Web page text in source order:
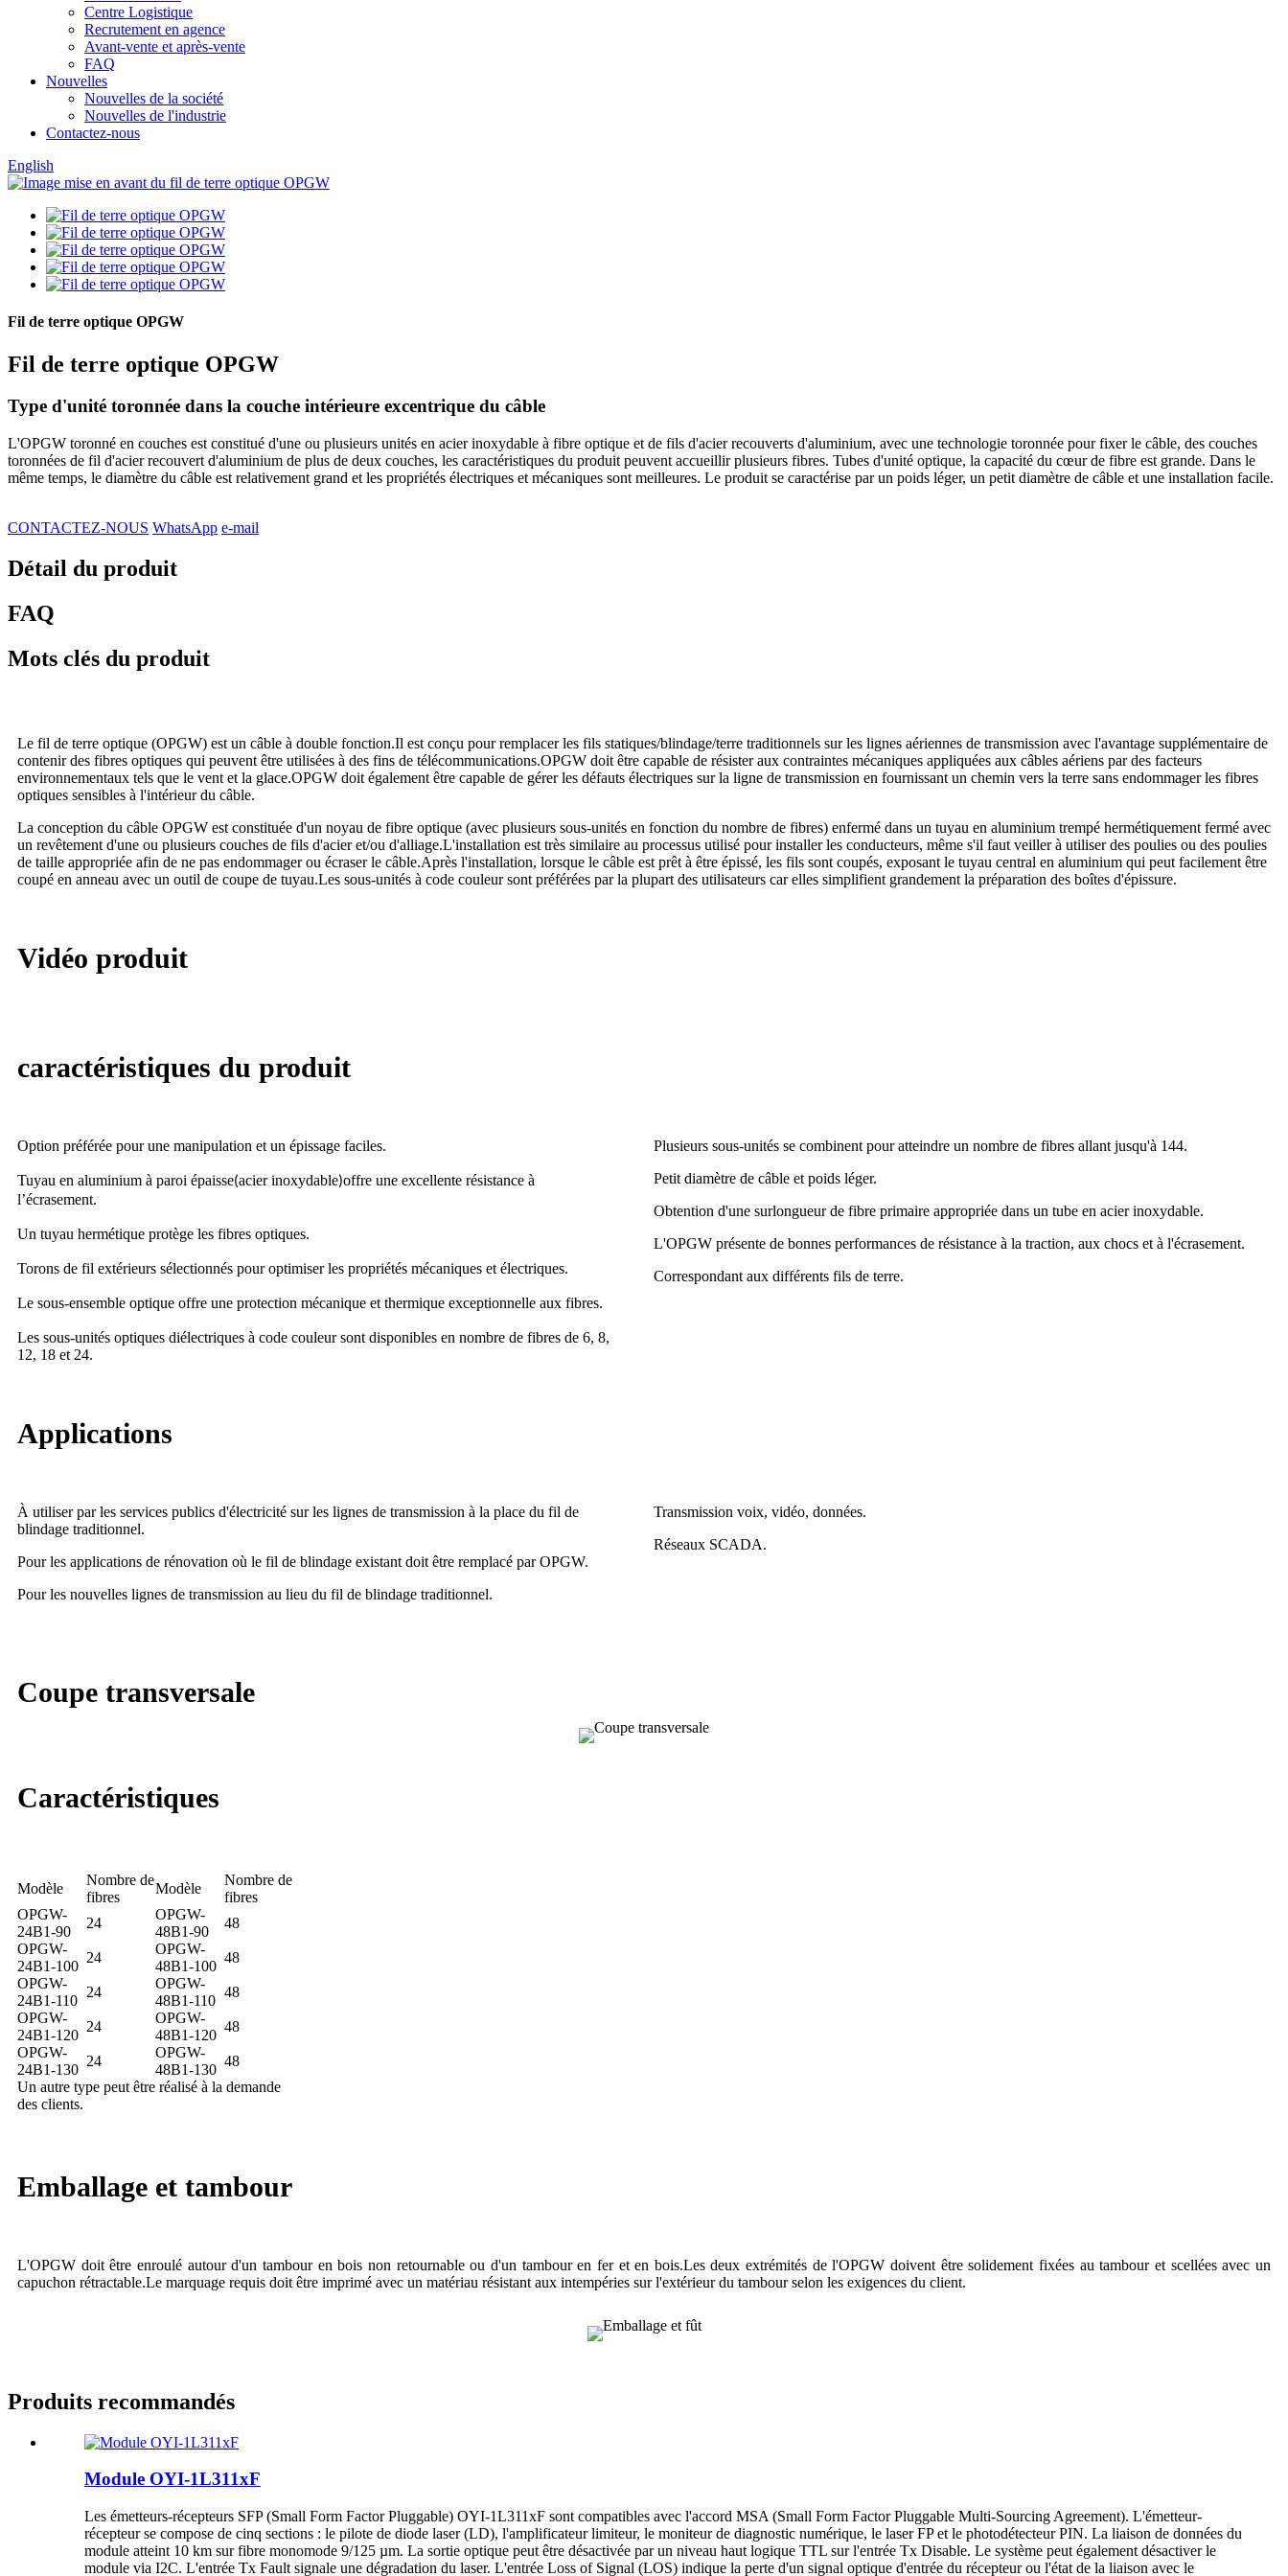
Centre Logistique
Recrutement en agence
Avant-vente et après-vente
FAQ
Nouvelles
Nouvelles de la société
Nouvelles de l'industrie
Contactez-nous
English
Fil de terre optique OPGW
Fil de terre optique OPGW
Type d'unité toronnée dans la couche intérieure excentrique du câble
L'OPGW toronné en couches est constitué d'une ou plusieurs unités en acier inoxydable à fibre optique et de fils d'acier recouverts d'aluminium, avec une technologie toronnée pour fixer le câble, des couches
toronnées de fil d'acier recouvert d'aluminium de plus de deux couches, les caractéristiques du produit peuvent accueillir plusieurs fibres. Tubes d'unité optique, la capacité du cœur de fibre est grande. Dans le
même temps, le diamètre du câble est relativement grand et les propriétés électriques et mécaniques sont meilleures. Le produit se caractérise par un poids léger, un petit diamètre de câble et une installation facile.
CONTACTEZ-NOUS WhatsApp e-mail
Détail du produit
FAQ
Mots clés du produit
Le fil de terre optique (OPGW) est un câble à double fonction.Il est conçu pour remplacer les fils statiques/blindage/terre traditionnels sur les lignes aériennes de transmission avec l'avantage supplémentaire de
contenir des fibres optiques qui peuvent être utilisées à des fins de télécommunications.OPGW doit être capable de résister aux contraintes mécaniques appliquées aux câbles aériens par des facteurs
environnementaux tels que le vent et la glace.OPGW doit également être capable de gérer les défauts électriques sur la ligne de transmission en fournissant un chemin vers la terre sans endommager les fibres
optiques sensibles à l'intérieur du câble.
La conception du câble OPGW est constituée d'un noyau de fibre optique (avec plusieurs sous-unités en fonction du nombre de fibres) enfermé dans un tuyau en aluminium trempé hermétiquement fermé avec
un revêtement d'une ou plusieurs couches de fils d'acier et/ou d'alliage.L'installation est très similaire au processus utilisé pour installer les conducteurs, même s'il faut veiller à utiliser des poulies ou des poulies
de taille appropriée afin de ne pas endommager ou écraser le câble.Après l'installation, lorsque le câble est prêt à être épissé, les fils sont coupés, exposant le tuyau central en aluminium qui peut facilement être
coupé en anneau avec un outil de coupe de tuyau.Les sous-unités à code couleur sont préférées par la plupart des utilisateurs car elles simplifient grandement la préparation des boîtes d'épissure.
Vidéo produit
caractéristiques du produit
Option préférée pour une manipulation et un épissage faciles.
Tuyau en aluminium à paroi épaisse(acier inoxydable)offre une excellente résistance à
l’écrasement.
Un tuyau hermétique protège les fibres optiques.
Torons de fil extérieurs sélectionnés pour optimiser les propriétés mécaniques et électriques.
Le sous-ensemble optique offre une protection mécanique et thermique exceptionnelle aux fibres.
Les sous-unités optiques diélectriques à code couleur sont disponibles en nombre de fibres de 6, 8,
12, 18 et 24.
Plusieurs sous-unités se combinent pour atteindre un nombre de fibres allant jusqu'à 144.
Petit diamètre de câble et poids léger.
Obtention d'une surlongueur de fibre primaire appropriée dans un tube en acier inoxydable.
L'OPGW présente de bonnes performances de résistance à la traction, aux chocs et à l'écrasement.
Correspondant aux différents fils de terre.
Applications
À utiliser par les services publics d'électricité sur les lignes de transmission à la place du fil de
blindage traditionnel.
Pour les applications de rénovation où le fil de blindage existant doit être remplacé par OPGW.
Pour les nouvelles lignes de transmission au lieu du fil de blindage traditionnel.
Transmission voix, vidéo, données.
Réseaux SCADA.
Coupe transversale
Caractéristiques
Modèle
Nombre de
fibres
Modèle
Nombre de
fibres
OPGW-
24B1-90
24
OPGW-
48B1-90
48
OPGW-
24B1-100
24
OPGW-
48B1-100
48
OPGW-
24B1-110
24
OPGW-
48B1-110
48
OPGW-
24B1-120
24
OPGW-
48B1-120
48
OPGW-
24B1-130
24
OPGW-
48B1-130
48
Un autre type peut être réalisé à la demande
des clients.
Emballage et tambour
L'OPGW doit être enroulé autour d'un tambour en bois non retournable ou d'un tambour en fer et en bois.Les deux extrémités de l'OPGW doivent être solidement fixées au tambour et scellées avec un
capuchon rétractable.Le marquage requis doit être imprimé avec un matériau résistant aux intempéries sur l'extérieur du tambour selon les exigences du client.
Produits recommandés
Module OYI-1L311xF
Les émetteurs-récepteurs SFP (Small Form Factor Pluggable) OYI-1L311xF sont compatibles avec l'accord MSA (Small Form Factor Pluggable Multi-Sourcing Agreement). L'émetteur-
récepteur se compose de cinq sections : le pilote de diode laser (LD), l'amplificateur limiteur, le moniteur de diagnostic numérique, le laser FP et le photodétecteur PIN. La liaison de données du
module atteint 10 km sur fibre monomode 9/125 µm. La sortie optique peut être désactivée par un niveau haut logique TTL sur l'entrée Tx Disable. Le système peut également désactiver le
module via I2C. L'entrée Tx Fault signale une dégradation du laser. L'entrée Loss of Signal (LOS) indique la perte d'un signal optique d'entrée du récepteur ou l'état de la liaison avec le